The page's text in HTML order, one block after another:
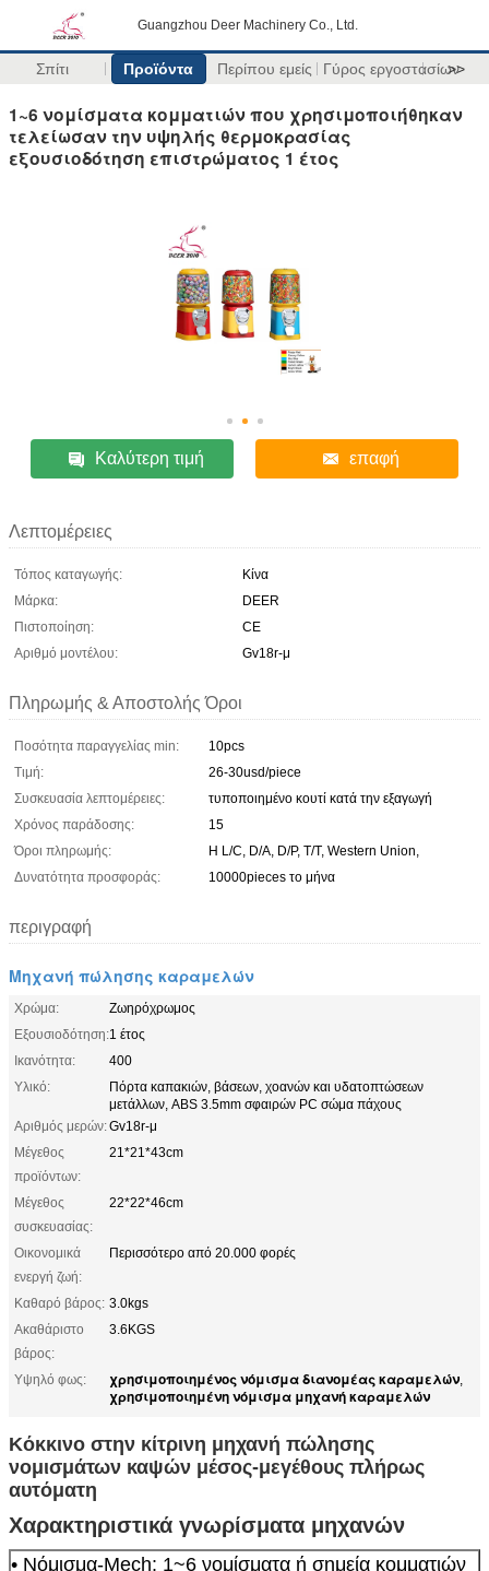
Guangzhou Deer Machinery Co., Ltd.
Σπίτι Προϊόντα Περίπου εμείς Γύρος εργοστασίων
>>
1~6 νομίσματα κομματιών που χρησιμοποιήθηκαν
τελείωσαν την υψηλής θερμοκρασίας
εξουσιοδότηση επιστρώματος 1 έτος
Καλύτερη τιμή επαφή
Λεπτομέρειες
Τόπος καταγωγής:
Κίνα
Μάρκα:
DEER
Πιστοποίηση:
CE
Αριθμό μοντέλου:
Gv18r-μ
Πληρωμής & Αποστολής Όροι
Ποσότητα παραγγελίας min:
10pcs
Τιμή:
26-30usd/piece
Συσκευασία λεπτομέρειες:
τυποποιημένο κουτί κατά την εξαγωγή
Χρόνος παράδοσης:
15
Όροι πληρωμής:
Η L/C, D/A, D/P, T/T, Western Union,
Δυνατότητα προσφοράς:
10000pieces το μήνα
περιγραφή
Μηχανή πώλησης καραμελών
Χρώμα:
Ζωηρόχρωμος
Εξουσιοδότηση:1 έτος
Ικανότητα:
400
Υλικό:
Πόρτα καπακιών, βάσεων, χοανών και υδατοπτώσεων
μετάλλων, ABS 3.5mm σφαιρών PC σώμα πάχους
Αριθμός μερών:Gv18r-μ
Μέγεθος
προϊόντων:
21*21*43cm
Μέγεθος
συσκευασίας:
22*22*46cm
Οικονομικά
ενεργή ζωή:
Περισσότερο από 20.000 φορές
Καθαρό βάρος: 3.0kgs
Ακαθάριστο
βάρος:
3.6KGS
Υψηλό φως: χρησιμοποιημένος νόμισμα διανομέας καραμελών,
χρησιμοποιημένη νόμισμα μηχανή καραμελών
Κόκκινο στην κίτρινη μηχανή πώλησης
νομισμάτων καψών μέσος-μεγέθους πλήρως
αυτόματη
Χαρακτηριστικά γνωρίσματα μηχανών
• Νόμισμα-Mech: 1~6 νομίσματα ή σημεία κομματιών